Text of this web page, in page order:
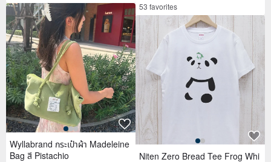
Wyllabrand กระเป๋าผ้า Madeleine
Bag สี Pistachio
53 favorites
Niten Zero Bread Tee Frog Whi